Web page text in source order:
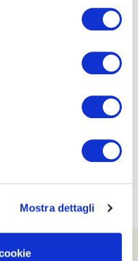
Mostra dettagli